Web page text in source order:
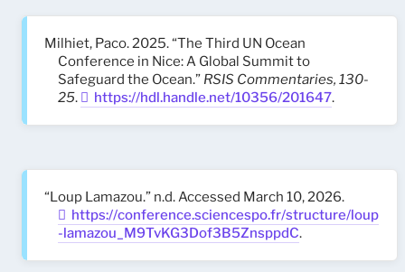
Milhiet, Paco. 2025. “The Third UN Ocean
Conference in Nice: A Global Summit to
Safeguard the Ocean.” RSIS Commentaries, 130-
25. https://hdl.handle.net/10356/201647.
“Loup Lamazou.” n.d. Accessed March 10, 2026.
https://conference.sciencespo.fr/structure/loup
-lamazou_M9TvKG3Dof3B5ZnsppdC.